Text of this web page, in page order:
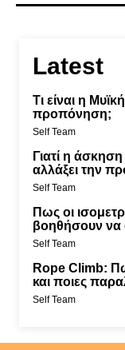
Latest
Τι είναι η
προπόνηση;
Self Team
Γιατί η
αλλάξει την
Self Team
Πως οι
βοηθήσουν να
Self Team
Rope Climb:
και ποιες
Self Team